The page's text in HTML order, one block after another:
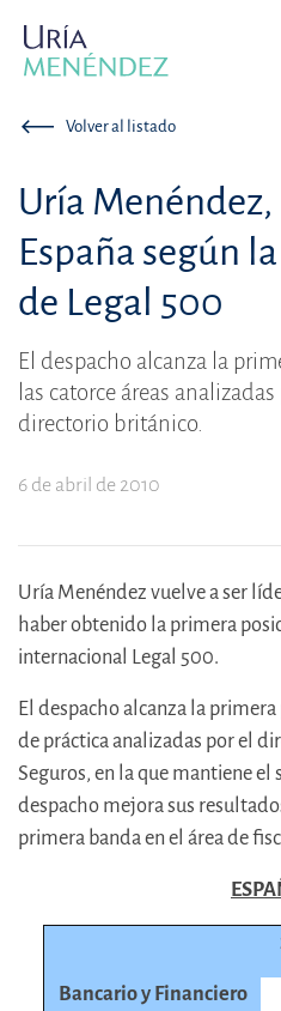
Volver al listado
Uría
España según
de Legal 500
El despacho alcanza la
las catorce áreas
directorio británico.
6 de abril de 2010
Uría Menéndez vuelve a ser
haber obtenido la primera
internacional Legal 500.
El despacho alcanza la
de práctica analizadas por el
Seguros, en la que mantiene el
despacho mejora sus
primera banda en el área de
Bancario y Financiero